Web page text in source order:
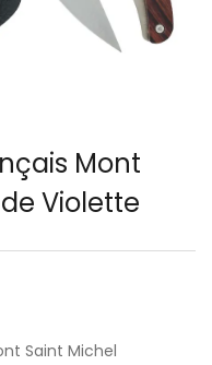
Mont
Violette
Saint Michel